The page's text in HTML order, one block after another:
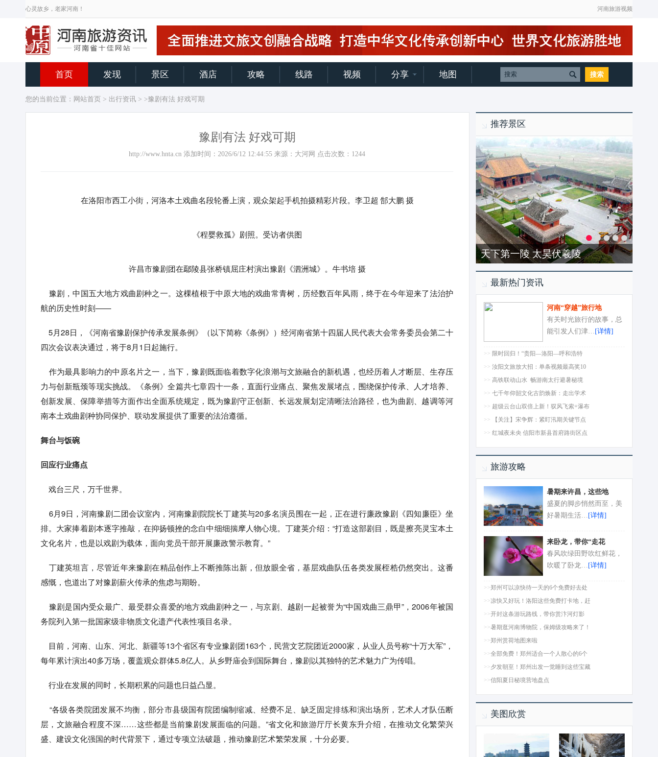
心灵故乡，老家河南！ 河南旅游视频
首页 发现 景区 酒店 攻略 线路 视频 分享 地图
您的当前位置： 网站首页 > 出行资讯 > >豫剧有法 好戏可期
豫剧有法 好戏可期
http://www.hnta.cn 添加时间：2026/6/12 12:44:55 来源：大河网 点击次数： 1244
在洛阳市西工小街，河洛本土戏曲名段轮番上演，观众架起手机拍摄精彩片段。李卫超 郜大鹏 摄
《程婴救孤》剧照。受访者供图
许昌市豫剧团在鄢陵县张桥镇屈庄村演出豫剧《泗洲城》。牛书培 摄
豫剧，中国五大地方戏曲剧种之一。这棵植根于中原大地的戏曲常青树，历经数百年风雨，终于在今年迎来了法治护
航的历史性时刻——
5月28日，《河南省豫剧保护传承发展条例》（以下简称《条例》）经河南省第十四届人民代表大会常务委员会第二十
四次会议表决通过，将于8月1日起施行。
作为最具影响力的中原名片之一，当下，豫剧既面临着数字化浪潮与文旅融合的新机遇，也经历着人才断层、生存压
力与创新瓶颈等现实挑战。《条例》全篇共七章四十一条，直面行业痛点、聚焦发展堵点，围绕保护传承、人才培养、
创新发展、保障举措等方面作出全面系统规定，既为豫剧守正创新、长远发展划定清晰法治路径，也为曲剧、越调等河
南本土戏曲剧种协同保护、联动发展提供了重要的法治遵循。
舞台与饭碗
回应行业痛点
戏台三尺，万千世界。
6月9日，河南豫剧二团会议室内，河南豫剧院院长丁建英与20多名演员围在一起，正在进行廉政豫剧《四知廉臣》坐
排。大家捧着剧本逐字推敲，在抑扬顿挫的念白中细细揣摩人物心境。丁建英介绍：“打造这部剧目，既是擦亮灵宝本土
文化名片，也是以戏剧为载体，面向党员干部开展廉政警示教育。”
丁建英坦言，尽管近年来豫剧在精品创作上不断推陈出新，但放眼全省，基层戏曲队伍各类发展桎梏仍然突出。这番
感慨，也道出了对豫剧薪火传承的焦虑与期盼。
豫剧是国内受众最广、最受群众喜爱的地方戏曲剧种之一，与京剧、越剧一起被誉为“中国戏曲三鼎甲”，2006年被国
务院列入第一批国家级非物质文化遗产代表性项目名录。
目前，河南、山东、河北、新疆等13个省区有专业豫剧团163个，民营文艺院团近2000家，从业人员号称“十万大军”，
每年累计演出40多万场，覆盖观众群体5.8亿人。从乡野庙会到国际舞台，豫剧以其独特的艺术魅力广为传唱。
行业在发展的同时，长期积累的问题也日益凸显。
“各级各类院团发展不均衡，部分市县级国有院团编制缩减、经费不足、缺乏固定排练和演出场所，艺术人才队伍断
层，文旅融合程度不深……这些都是当前豫剧发展面临的问题。”省文化和旅游厅厅长黄东升介绍，在推动文化繁荣兴
盛、建设文化强国的时代背景下，通过专项立法破题，推动豫剧艺术繁荣发展，十分必要。
推荐景区
洛阳-龙潭大峡谷
最新热门资讯
河南“穿越”旅行地
有关时光旅行的故事，总
能引发人们津… [详情]
>> 限时回归！“贵阳—洛阳—呼和浩特
>> 汝阳文旅放大招：单条视频最高奖10
>> 高铁联动山水 畅游南太行避暑秘境
>> 七千年仰韶文化古韵焕新：走出学术
>> 超级云台山双倍上新！驭风飞索+瀑布
>>
【关注】宋争辉：紧盯汛期关键节点
>> 红城夜未央 信阳市新县首府路街区点
旅游攻略
暑期来许昌，这些地
盛夏的脚步悄然而至，美
好暑期生活… [详情]
来卧龙，带你“走花
春风吹绿田野吹红鲜花，
吹暖了卧龙… [详情]
>>郑州可以凉快待一天的6个免费好去处
>>凉快又好玩！洛阳这些免费打卡地，赶
>>开封这条游玩路线，带你赏汴河灯影
>>暑期逛河南博物院，保姆级攻略来了！
>>郑州赏荷地图来啦
>>全部免费！郑州适合一个人散心的6个
>>夕发朝至！郑州出发一觉睡到这些宝藏
>>信阳夏日秘境营地盘点
美图欣赏